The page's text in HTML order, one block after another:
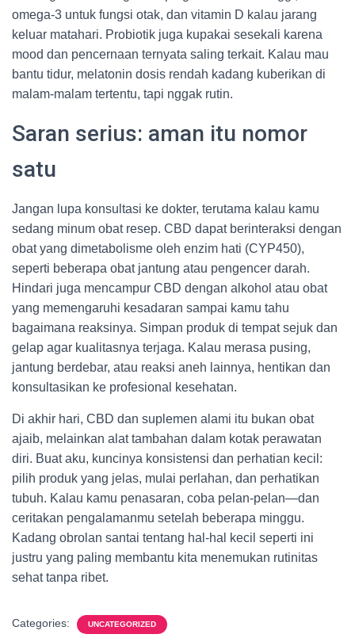
omega-3 untuk fungsi otak, dan vitamin D kalau jarang
keluar matahari. Probiotik juga kupakai sesekali karena
mood dan pencernaan ternyata saling terkait. Kalau mau
bantu tidur, melatonin dosis rendah kadang kuberikan di
malam-malam tertentu, tapi nggak rutin.
Saran serius: aman itu nomor
satu
Jangan lupa konsultasi ke dokter, terutama kalau kamu
sedang minum obat resep. CBD dapat berinteraksi dengan
obat yang dimetabolisme oleh enzim hati (CYP450),
seperti beberapa obat jantung atau pengencer darah.
Hindari juga mencampur CBD dengan alkohol atau obat
yang memengaruhi kesadaran sampai kamu tahu
bagaimana reaksinya. Simpan produk di tempat sejuk dan
gelap agar kualitasnya terjaga. Kalau merasa pusing,
jantung berdebar, atau reaksi aneh lainnya, hentikan dan
konsultasikan ke profesional kesehatan.
Di akhir hari, CBD dan suplemen alami itu bukan obat
ajaib, melainkan alat tambahan dalam kotak perawatan
diri. Buat aku, kuncinya konsistensi dan perhatian kecil:
pilih produk yang jelas, mulai perlahan, dan perhatikan
tubuh. Kalau kamu penasaran, coba pelan-pelan—dan
ceritakan pengalamanmu setelah beberapa minggu.
Kadang obrolan santai tentang hal-hal kecil seperti ini
justru yang paling membantu kita menemukan rutinitas
sehat tanpa ribet.
Categories: UNCATEGORIZED